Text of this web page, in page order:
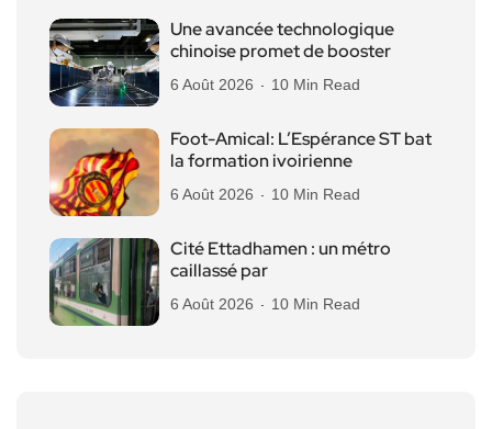
Une avancée technologique
chinoise promet de booster
6 Août 2026 10 Min Read
Foot-Amical: L’Espérance ST bat
la formation ivoirienne
6 Août 2026 10 Min Read
Cité Ettadhamen : un métro
caillassé par
6 Août 2026 10 Min Read